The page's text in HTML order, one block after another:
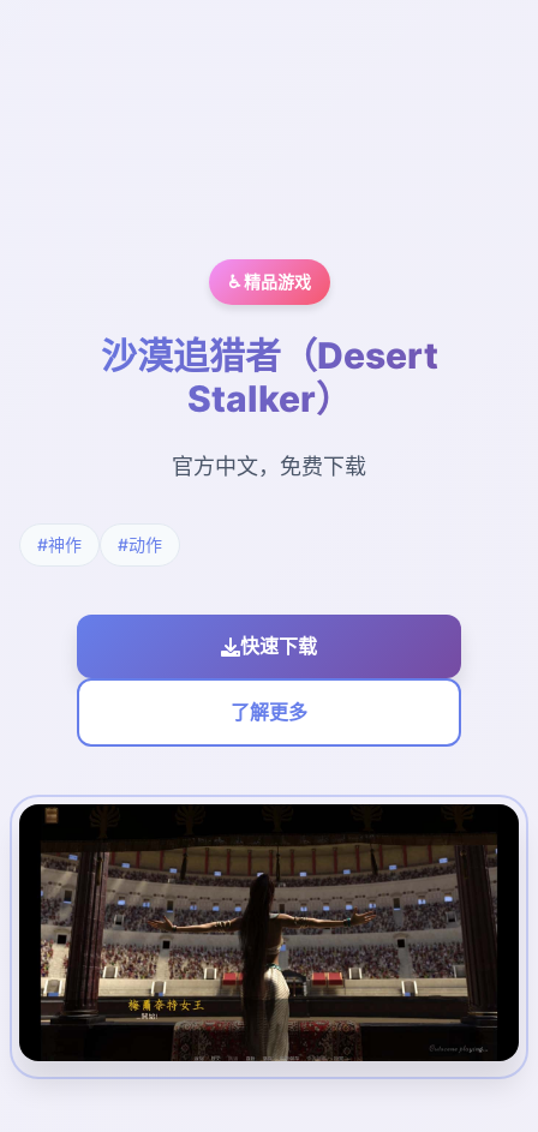
♿ 精品游戏
沙漠追猎者（Desert
Stalker）
官方中文，免费下载
#神作 #动作
快速下载
了解更多